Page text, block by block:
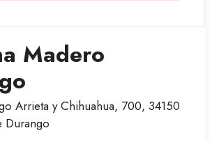
Madero
Arrieta y Chihuahua, 700, 34150
Durango